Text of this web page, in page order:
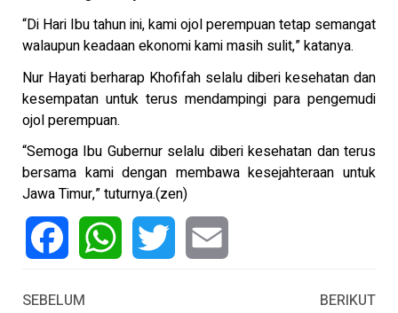
“Di Hari Ibu tahun ini, kami ojol perempuan tetap semangat
walaupun keadaan ekonomi kami masih sulit,” katanya.
Nur Hayati berharap Khofifah selalu diberi kesehatan dan
kesempatan untuk terus mendampingi para pengemudi
ojol perempuan.
“Semoga Ibu Gubernur selalu diberi kesehatan dan terus
bersama kami dengan membawa kesejahteraan untuk
Jawa Timur,” tuturnya.(zen)
SEBELUM
BERIKUT